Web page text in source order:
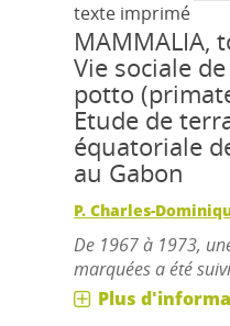
texte imprimé
MAMMALIA,
Vie sociale
potto
Etude de
équatoriale
au Gabon
P. Charles-
De 1967 à 1973,
marquées a été
Plus